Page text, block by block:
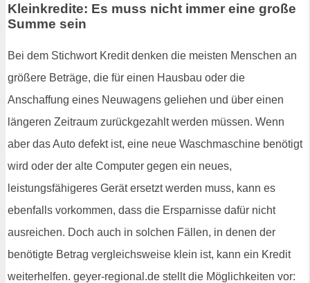
Kleinkredite: Es muss nicht immer eine große
Summe sein
Bei dem Stichwort Kredit denken die meisten Menschen an
größere Beträge, die für einen Hausbau oder die
Anschaffung eines Neuwagens geliehen und über einen
längeren Zeitraum zurückgezahlt werden müssen. Wenn
aber das Auto defekt ist, eine neue Waschmaschine benötigt
wird oder der alte Computer gegen ein neues,
leistungsfähigeres Gerät ersetzt werden muss, kann es
ebenfalls vorkommen, dass die Ersparnisse dafür nicht
ausreichen. Doch auch in solchen Fällen, in denen der
benötigte Betrag vergleichsweise klein ist, kann ein Kredit
weiterhelfen. geyer-regional.de stellt die Möglichkeiten vor: